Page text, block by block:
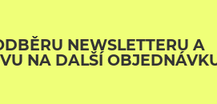
NEWSLETTERU A
NA DALŠÍ